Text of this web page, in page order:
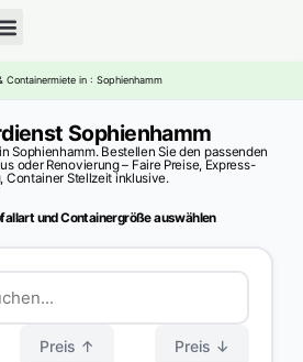
Containermiete in : Sophienhamm
Sophienhamm
Sophienhamm. Bestellen Sie den passenden
oder Renovierung – Faire Preise, Express-
Container Stellzeit inklusive.
und Containergröße auswählen
Preis ↑ Preis ↓